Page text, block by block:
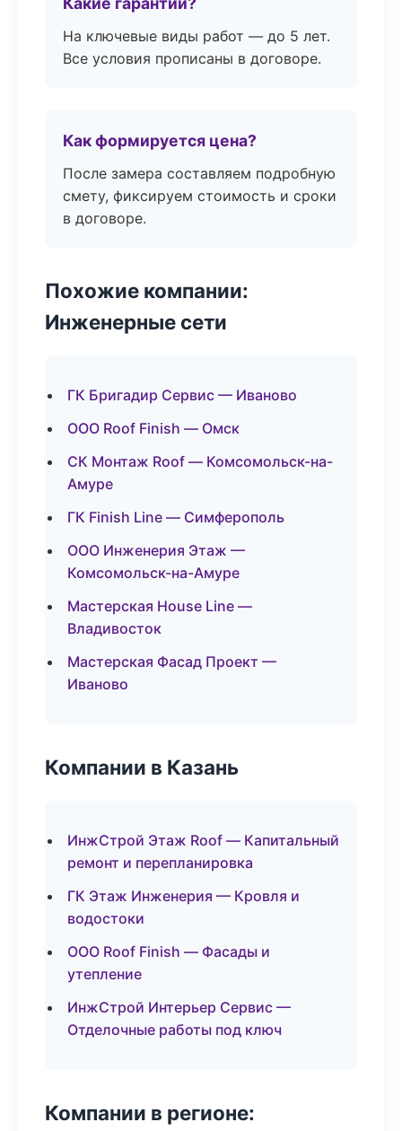
На ключевые виды работ — до 5 лет.
Все условия прописаны в договоре.
Как формируется цена?
После замера составляем подробную
смету, фиксируем стоимость и сроки
в договоре.
Похожие компании:
Инженерные сети
ГК Бригадир Сервис — Иваново
ООО Roof Finish — Омск
СК Монтаж Roof — Комсомольск-на-
Амуре
ГК Finish Line — Симферополь
ООО Инженерия Этаж —
Комсомольск-на-Амуре
Мастерская House Line —
Владивосток
Мастерская Фасад Проект —
Иваново
Компании в Казань
ИнжСтрой Этаж Roof — Капитальный
ремонт и перепланировка
ГК Этаж Инженерия — Кровля и
водостоки
ООО Roof Finish — Фасады и
утепление
ИнжСтрой Интерьер Сервис —
Отделочные работы под ключ
Компании в регионе: